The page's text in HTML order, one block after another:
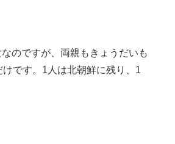
のですが、両親もきょうだいも
です。1人は北朝鮮に残り、1